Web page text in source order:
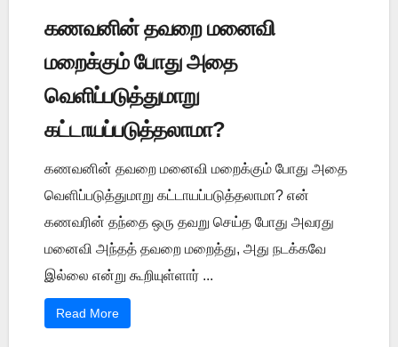
கணவனின் தவறை மனைவி
மறைக்கும் போது அதை
வெளிப்படுத்துமாறு
கட்டாயப்படுத்தலாமா?
கணவனின் தவறை மனைவி மறைக்கும் போது அதை
வெளிப்படுத்துமாறு கட்டாயப்படுத்தலாமா? என்
கணவரின் தந்தை ஒரு தவறு செய்த போது அவரது
மனைவி அந்தத் தவறை மறைத்து, அது நடக்கவே
இல்லை என்று கூறியுள்ளார் ...
Read More